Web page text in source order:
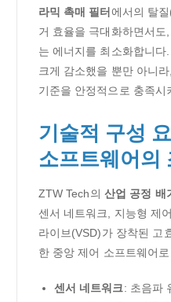
라믹 촉매 필터 에서의 탈
거 효율을 극대화하면서
는 에너지를 최소화합니
크게 감소했을 뿐만 아니
기준을 안정적으로 충족
기술적 구성
소프트웨어의
ZTW Tech의 산업 공정 배
센서 네트워크, 지능형 제
라이브(VSD)가 장착된 고
한 중앙 제어 소프트웨어
센서 네트워크: 초음파